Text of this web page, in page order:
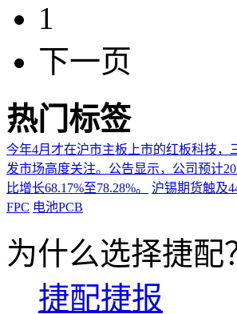
1
下一页
热门标签
今年4月才在沪市主板上市的红板科技
发市场高度关注。公告显示，公司预计
比增长68.17%至78.28%。
沪锡期货触及
FPC 电池PCB
为什么选择捷配
捷配捷报